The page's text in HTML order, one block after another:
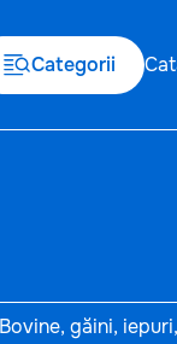
Categorii
Bovine, găini,